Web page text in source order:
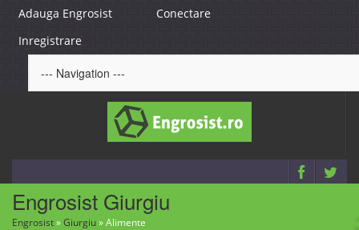
Adauga Engrosist
Conectare
Inregistrare
Engrosist Giurgiu
Engrosist»Giurgiu»Alimente